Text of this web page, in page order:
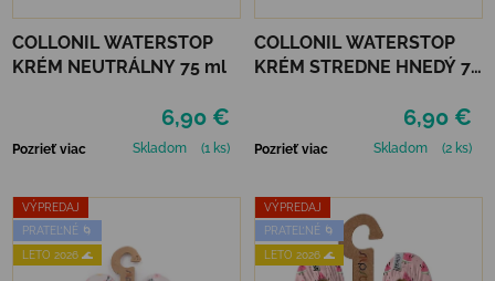
COLLONIL WATERSTOP
KRÉM NEUTRÁLNY 75 ml
6,90 €
Pozrieť viac Skladom (1 ks)
COLLONIL WATERSTOP
KRÉM STREDNE HNEDÝ 75
6,90 €
Pozrieť viac Skladom (2 ks)
VÝPREDAJ
PRATEĽNÉ 🌀
LETO 2026 🌊
VÝPREDAJ
PRATEĽNÉ 🌀
LETO 2026 🌊